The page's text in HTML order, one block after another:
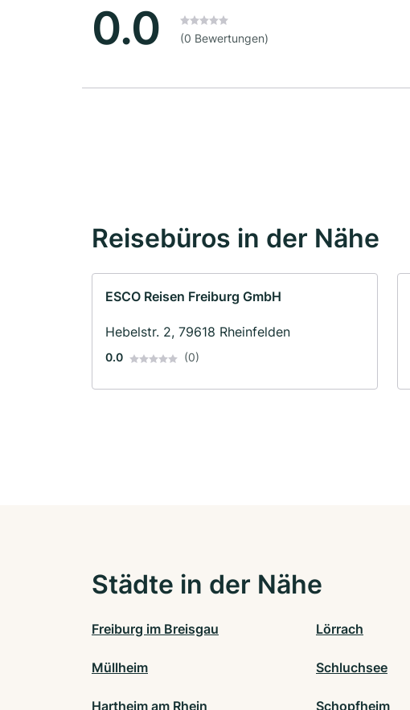
0.0 (0 Bewertungen)
Reisebüros in der Nähe
ESCO Reisen Freiburg GmbH
Hebelstr. 2, 79618 Rheinfelden
0.0 (0)
Städte in der Nähe
Freiburg im Breisgau Lörrach
Müllheim Schluchsee
Hartheim am Rhein Schopfheim